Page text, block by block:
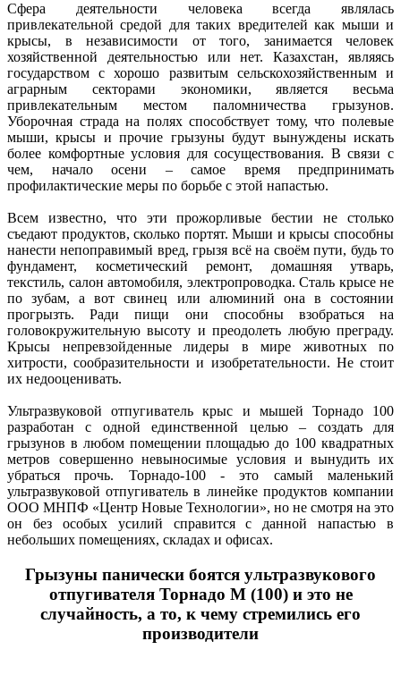
Сфера деятельности человека всегда являлась
привлекательной средой для таких вредителей как мыши и
крысы, в независимости от того, занимается человек
хозяйственной деятельностью или нет. Казахстан, являясь
государством с хорошо развитым сельскохозяйственным и
аграрным секторами экономики, является весьма
привлекательным местом паломничества грызунов.
Уборочная страда на полях способствует тому, что полевые
мыши, крысы и прочие грызуны будут вынуждены искать
более комфортные условия для сосуществования. В связи с
чем, начало осени – самое время предпринимать
профилактические меры по борьбе с этой напастью.
Всем известно, что эти прожорливые бестии не столько
съедают продуктов, сколько портят. Мыши и крысы способны
нанести непоправимый вред, грызя всё на своём пути, будь то
фундамент, косметический ремонт, домашняя утварь,
текстиль, салон автомобиля, электропроводка. Сталь крысе не
по зубам, а вот свинец или алюминий она в состоянии
прогрызть. Ради пищи они способны взобраться на
головокружительную высоту и преодолеть любую преграду.
Крысы непревзойденные лидеры в мире животных по
хитрости, сообразительности и изобретательности. Не стоит
их недооценивать.
Ультразвуковой отпугиватель крыс и мышей Торнадо 100
разработан с одной единственной целью – создать для
грызунов в любом помещении площадью до 100 квадратных
метров совершенно невыносимые условия и вынудить их
убраться прочь. Торнадо-100 - это самый маленький
ультразвуковой отпугиватель в линейке продуктов компании
ООО МНПФ «Центр Новые Технологии», но не смотря на это
он без особых усилий справится с данной напастью в
небольших помещениях, складах и офисах.
Грызуны панически боятся ультразвукового
отпугивателя Торнадо М (100) и это не
случайность, а то, к чему стремились его
производители